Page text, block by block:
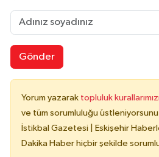
Gönder
Yorum yazarak topluluk
ve tüm sorumluluğu
İstikbal Gazetesi | Eskişehir
Dakika Haber hiçbir şekilde